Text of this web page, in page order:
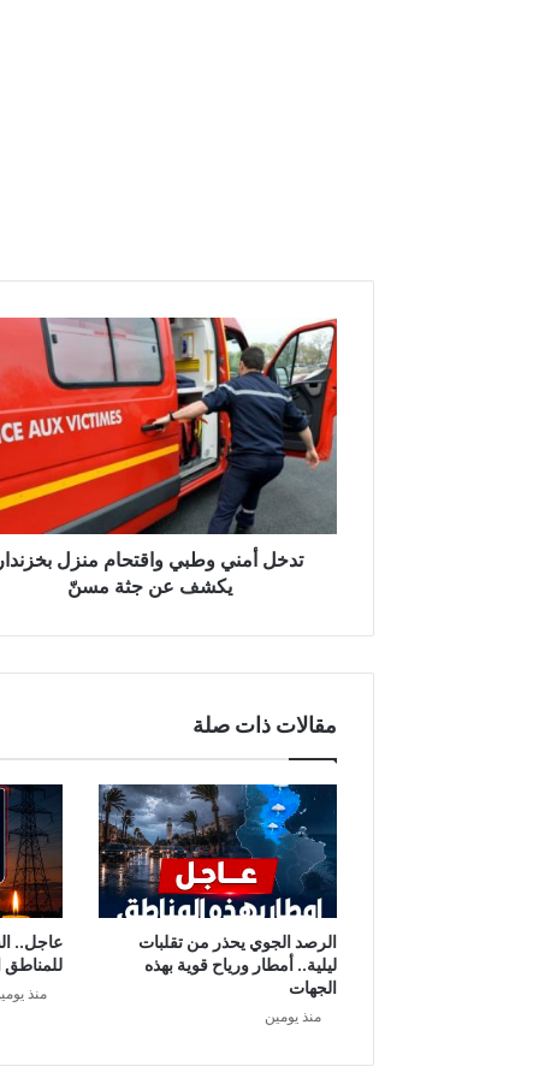
ت
د
خ
ل
أ
م
و
و
ح
ا
م
م
ن
ز
ل
خ
ز
ن
ر
تدخل أمني وطبي واقتحام منزل بخزندار
يكشف عن جثة مسنّ
مقالات ذات صلة
الرصد الجوي يحذر من تقلبات
ليلية.. أمطار ورياح قوية بهذه
الجهات
منذ يومين
عاجل..
للمناطق
منذ